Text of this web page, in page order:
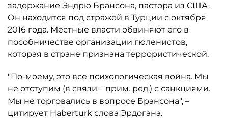
задержание Эндрю Брансона, пастора из США.
Он находится под стражей в Турции с октября
2016 года. Местные власти обвиняют его в
пособничестве организации гюленистов,
которая в стране признана террористической.
"По-моему, это все психологическая война. Мы
не отступим (в связи – прим. ред.) с санкциями.
Мы не торговались в вопросе Брансона", –
цитирует Haberturk слова Эрдогана.